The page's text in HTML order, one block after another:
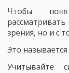
Чтобы
зрения, но и с
Это
Учитывайте